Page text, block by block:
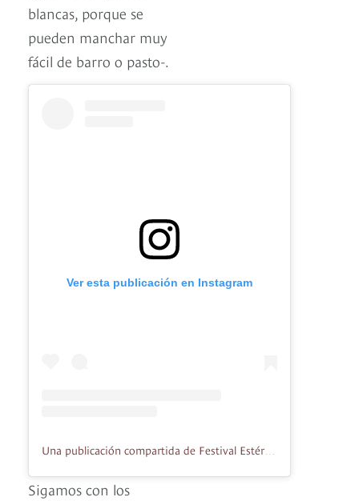
blancas, porque se
pueden manchar muy
fácil de barro o pasto-.
Ver esta publicación en Instagram
Sigamos con los